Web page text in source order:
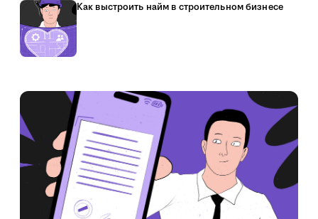
Как выстроить найм в строительном бизнесе